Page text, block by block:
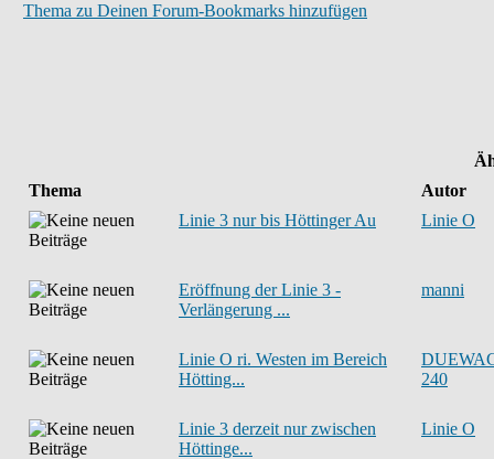
Thema zu Deinen Forum-Bookmarks hinzufügen
Thema
Autor
Linie 3 nur bis Höttinger Au
Linie O
Eröffnung der Linie 3 -
Verlängerung ...
manni
Linie O ri. Westen im Bereich
Hötting...
240
Linie 3 derzeit nur zwischen
Höttinge...
Linie O